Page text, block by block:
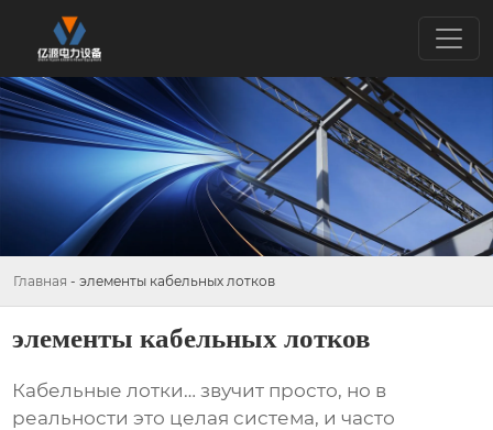
Главная - элементы кабельных лотков
элементы кабельных лотков
Кабельные лотки… звучит просто, но в
реальности это целая система, и часто